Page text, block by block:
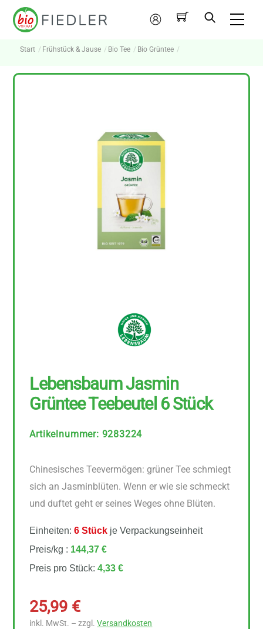
Skip
Mein
Konto
Start Frühstück & Jause Bio Tee Bio Grüntee
Lebensbaum Jasmin
Grüntee Teebeutel 6 Stück
Artikelnummer: 9283224
Chinesisches Teevermögen: grüner Tee schmiegt
sich an Jasminblüten. Wenn er wie sie schmeckt
und duftet geht er seines Weges ohne Blüten.
Einheiten:6 Stück je Verpackungseinheit
Preis/kg : 144,37 €
Preis pro Stück:4,33 €
25,99 €
inkl. MwSt. – zzgl.Versandkosten